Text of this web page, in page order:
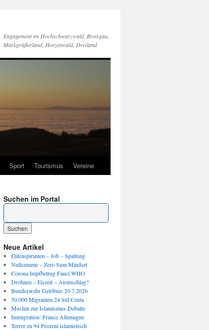
Engagement im Hochschwarzwald, Breisgau,
Markgräflerland, Hotzenwald, Dreiland
Sport Tourismus Vereine
Suchen im Portal
Neue Artikel
Eliteaspiranten – Job – Spaltung
Nullsumme – Zero Sum Mindset
Corona Impfbetrug Fauci WHO
Drohnen – Eiszeit – Atomschlag?
Bundeswehr Gelöbnis 20.7.2026
50.000 Migranten 24 Std Ceuta
Muslim zur Islamismus-Debatte
Immigration: France Allemagne
Terror zu 94 Prozent islamistisch